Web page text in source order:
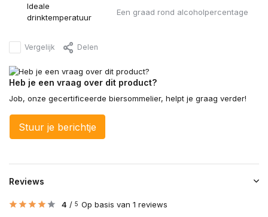
Ideale
drinktemperatuur
Een graad rond alcoholpercentage
Vergelijk Delen
Heb je een vraag over dit product?
Job, onze gecertificeerde biersommelier, helpt je graag verder!
Stuur je berichtje
Reviews
4 / 5 Op basis van 1 reviews